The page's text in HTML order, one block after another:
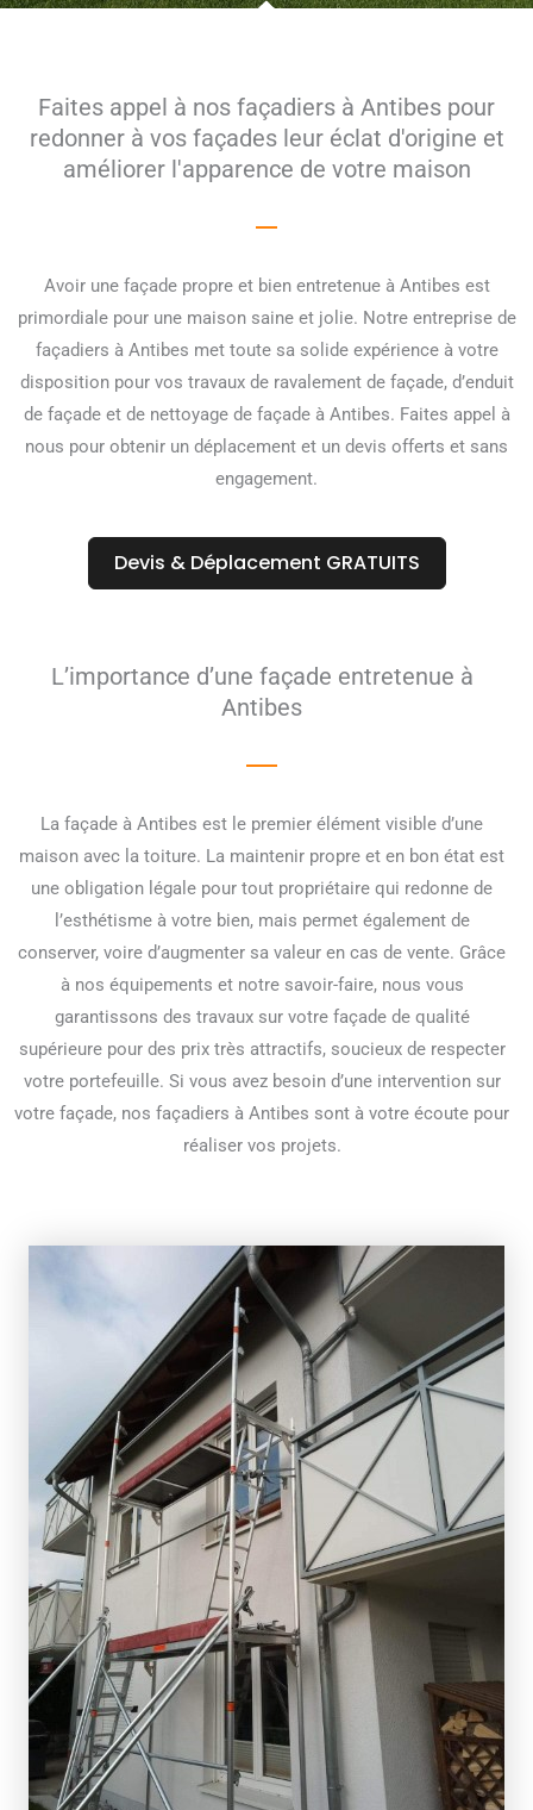
Faites appel à nos façadiers à Antibes pour
redonner à vos façades leur éclat d'origine et
améliorer l'apparence de votre maison
Avoir une façade propre et bien entretenue à Antibes est
primordiale pour une maison saine et jolie. Notre entreprise de
façadiers à Antibes met toute sa solide expérience à votre
disposition pour vos travaux de ravalement de façade, d’enduit
de façade et de nettoyage de façade à Antibes. Faites appel à
nous pour obtenir un déplacement et un devis offerts et sans
engagement.
Devis & Déplacement GRATUITS
L’importance d’une façade entretenue à
Antibes
La façade à Antibes est le premier élément visible d’une
maison avec la toiture. La maintenir propre et en bon état est
une obligation légale pour tout propriétaire qui redonne de
l’esthétisme à votre bien, mais permet également de
conserver, voire d’augmenter sa valeur en cas de vente. Grâce
à nos équipements et notre savoir-faire, nous vous
garantissons des travaux sur votre façade de qualité
supérieure pour des prix très attractifs, soucieux de respecter
votre portefeuille. Si vous avez besoin d’une intervention sur
votre façade, nos façadiers à Antibes sont à votre écoute pour
réaliser vos projets.